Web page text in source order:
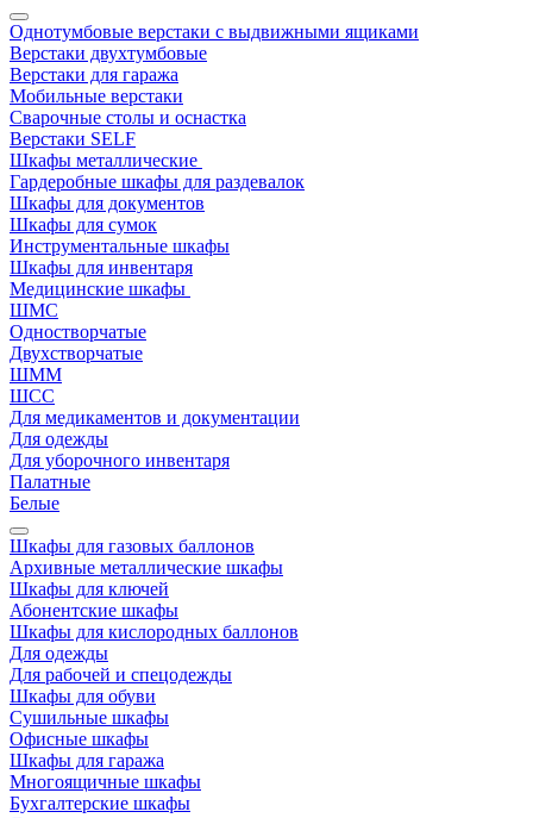
Однотумбовые верстаки с выдвижными ящиками
Верстаки двухтумбовые
Верстаки для гаража
Мобильные верстаки
Сварочные столы и оснастка
Верстаки SELF
Шкафы металлические
Гардеробные шкафы для раздевалок
Шкафы для документов
Шкафы для сумок
Инструментальные шкафы
Шкафы для инвентаря
Медицинские шкафы
ШМС
Одностворчатые
Двухстворчатые
ШММ
ШСС
Для медикаментов и документации
Для одежды
Для уборочного инвентаря
Палатные
Белые
Шкафы для газовых баллонов
Архивные металлические шкафы
Шкафы для ключей
Абонентские шкафы
Шкафы для кислородных баллонов
Для одежды
Для рабочей и спецодежды
Шкафы для обуви
Сушильные шкафы
Офисные шкафы
Шкафы для гаража
Многоящичные шкафы
Бухгалтерские шкафы